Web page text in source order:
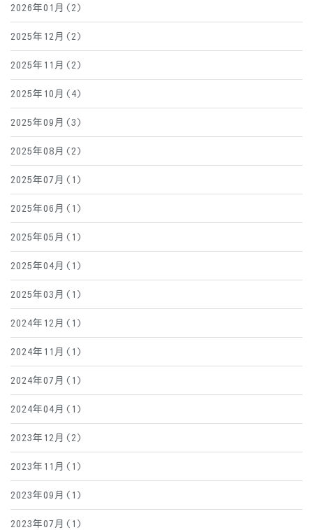
2026年01月(2)
2025年12月(2)
2025年11月(2)
2025年10月(4)
2025年09月(3)
2025年08月(2)
2025年07月(1)
2025年06月(1)
2025年05月(1)
2025年04月(1)
2025年03月(1)
2024年12月(1)
2024年11月(1)
2024年07月(1)
2024年04月(1)
2023年12月(2)
2023年11月(1)
2023年09月(1)
2023年07月(1)